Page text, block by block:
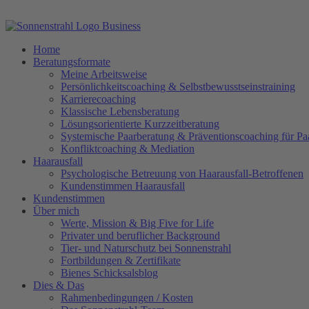
Home
Beratungsformate
Meine Arbeitsweise
Persönlichkeitscoaching & Selbstbewusstseinstraining
Karrierecoaching
Klassische Lebensberatung
Lösungsorientierte Kurzzeitberatung
Systemische Paarberatung & Präventionscoaching für
Konfliktcoaching & Mediation
Haarausfall
Psychologische Betreuung von Haarausfall-Betroffenen
Kundenstimmen Haarausfall
Kundenstimmen
Über mich
Werte, Mission & Big Five for Life
Privater und beruflicher Background
Tier- und Naturschutz bei Sonnenstrahl
Fortbildungen & Zertifikate
Bienes Schicksalsblog
Dies & Das
Rahmenbedingungen / Kosten